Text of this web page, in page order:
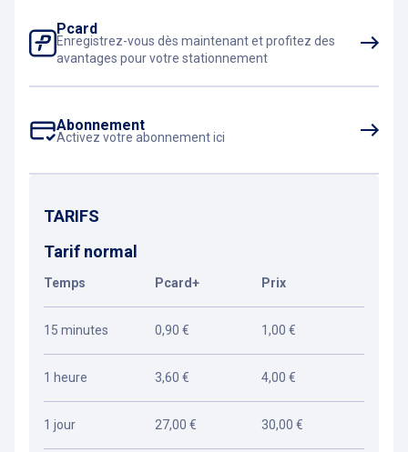
Pcard
Enregistrez-vous dès maintenant et profitez des
avantages pour votre stationnement
Abonnement
Activez votre abonnement ici
TARIFS
Tarif normal
Temps Pcard+ Prix
15 minutes 0,90 € 1,00 €
1 heure 3,60 € 4,00 €
1 jour 27,00 € 30,00 €